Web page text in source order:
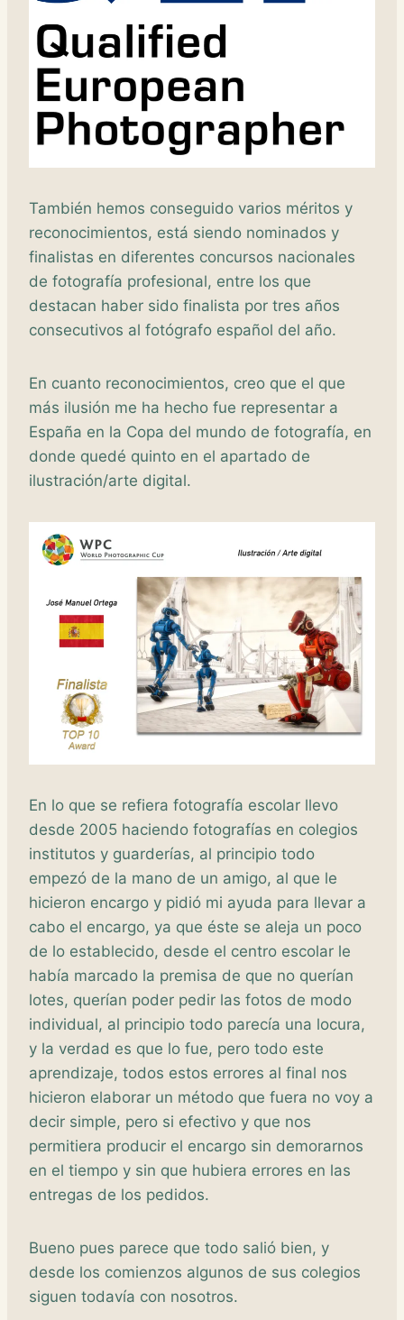
También hemos conseguido varios méritos y
reconocimientos, está siendo nominados y
finalistas en diferentes concursos nacionales
de fotografía profesional, entre los que
destacan haber sido finalista por tres años
consecutivos al fotógrafo español del año.
En cuanto reconocimientos, creo que el que
más ilusión me ha hecho fue representar a
España en la Copa del mundo de fotografía, en
donde quedé quinto en el apartado de
ilustración/arte digital.
En lo que se refiera fotografía escolar llevo
desde 2005 haciendo fotografías en colegios
institutos y guarderías, al principio todo
empezó de la mano de un amigo, al que le
hicieron encargo y pidió mi ayuda para llevar a
cabo el encargo, ya que éste se aleja un poco
de lo establecido, desde el centro escolar le
había marcado la premisa de que no querían
lotes, querían poder pedir las fotos de modo
individual, al principio todo parecía una locura,
y la verdad es que lo fue, pero todo este
aprendizaje, todos estos errores al final nos
hicieron elaborar un método que fuera no voy a
decir simple, pero si efectivo y que nos
permitiera producir el encargo sin demorarnos
en el tiempo y sin que hubiera errores en las
entregas de los pedidos.
Bueno pues parece que todo salió bien, y
desde los comienzos algunos de sus colegios
siguen todavía con nosotros.